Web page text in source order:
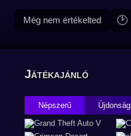
Még nem értékelted 🕑
Játékajánló
Népszerű Újdonság